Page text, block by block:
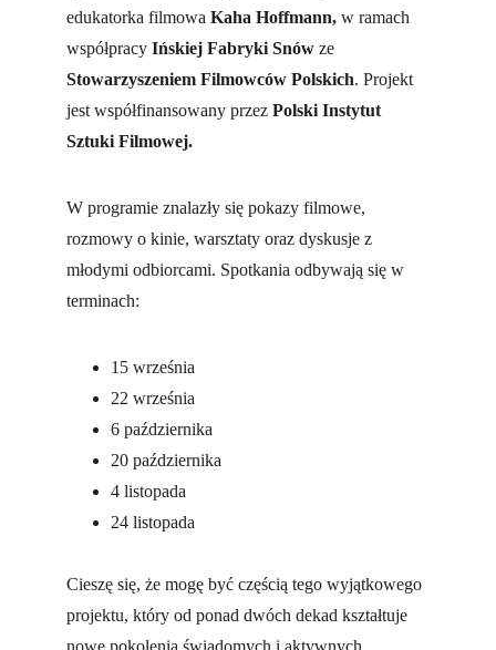
edukatorka filmowa Kaha Hoffmann, w ramach
współpracy Ińskiej Fabryki Snów ze
Stowarzyszeniem Filmowców Polskich. Projekt
jest współfinansowany przez Polski Instytut
Sztuki Filmowej.
W programie znalazły się pokazy filmowe,
rozmowy o kinie, warsztaty oraz dyskusje z
młodymi odbiorcami. Spotkania odbywają się w
terminach:
15 września
22 września
6 października
20 października
4 listopada
24 listopada
Cieszę się, że mogę być częścią tego wyjątkowego
projektu, który od ponad dwóch dekad kształtuje
nowe pokolenia świadomych i aktywnych